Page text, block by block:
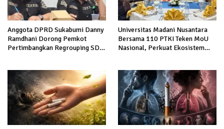
Anggota DPRD Sukabumi Danny
Ramdhani Dorong Pemkot
Pertimbangkan Regrouping SD
Universitas Madani Nusantara
Bersama 110 PTKI Teken MoU
Nasional, Perkuat Ekosistem